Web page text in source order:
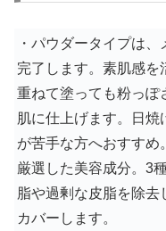
・パウダータイプは
完了します。素肌感を
重ねて塗っても粉っぽ
肌に仕上げます。日焼
が苦手な方へおすすめ。
厳選した美容成分。3
脂や過剰な皮脂を除
カバーします。